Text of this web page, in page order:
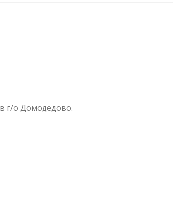
в г/о Домодедово.